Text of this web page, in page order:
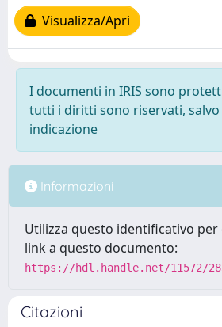
Visualizza/Apri
I documenti in IRIS sono
tutti i diritti sono riservati, salvo
indicazione
Informazioni
Utilizza questo identificativo
link a questo documento:
https://hdl.handle.net/11572/
Citazioni